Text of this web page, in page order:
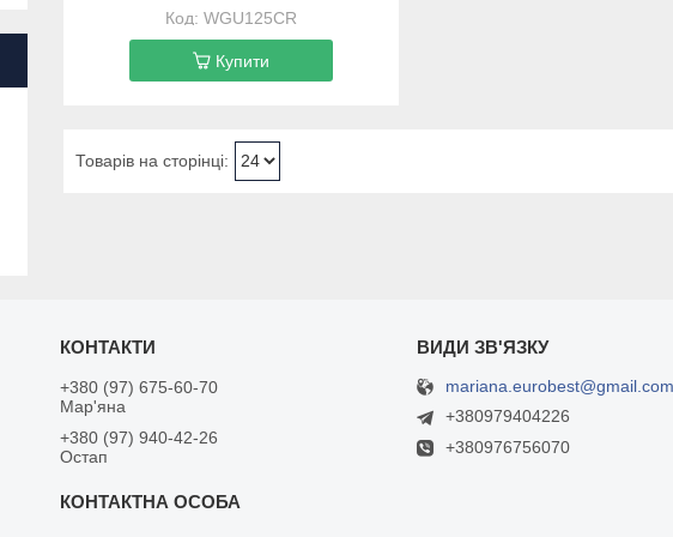
WGU125CR
Купити
+380 (97) 675-60-70
Мар'яна
+380 (97) 940-42-26
Остап
mariana.eurobest@gmail.com
+380979404226
+380976756070